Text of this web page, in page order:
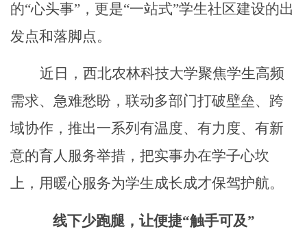
的“心头事”，更是“一站式”学生社区建设的出
发点和落脚点。
近日，西北农林科技大学聚焦学生高频
需求、急难愁盼，联动多部门打破壁垒、跨
域协作，推出一系列有温度、有力度、有新
意的育人服务举措，把实事办在学子心坎
上，用暖心服务为学生成长成才保驾护航。
线下少跑腿，让便捷“触手可及”